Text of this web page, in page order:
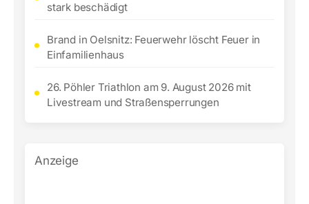
stark beschädigt
Brand in Oelsnitz: Feuerwehr löscht Feuer in
Einfamilienhaus
26. Pöhler Triathlon am 9. August 2026 mit
Livestream und Straßensperrungen
Anzeige